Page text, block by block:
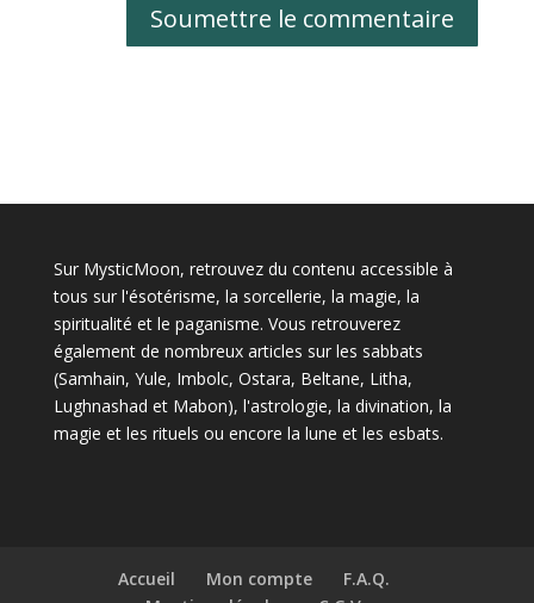
Soumettre le commentaire
Sur MysticMoon, retrouvez du contenu accessible à
tous sur l'ésotérisme, la sorcellerie, la magie, la
spiritualité et le paganisme. Vous retrouverez
également de nombreux articles sur les sabbats
(Samhain, Yule, Imbolc, Ostara, Beltane, Litha,
Lughnashad et Mabon), l'astrologie, la divination, la
magie et les rituels ou encore la lune et les esbats.
Accueil Mon compte
F.A.Q.